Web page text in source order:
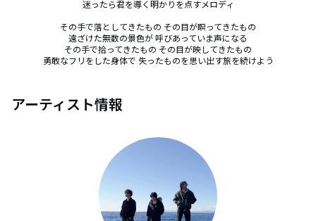
迷ったら君を導く明かりを点すメロディ
その手で落としてきたもの その目が瞑ってきたもの
遠ざけた無数の景色が 呼びあっていま声になる
その手で拾ってきたもの その目が映してきたもの
勇敢なフリをした身体で 失ったものを思い出す旅を続けよう
アーティスト情報